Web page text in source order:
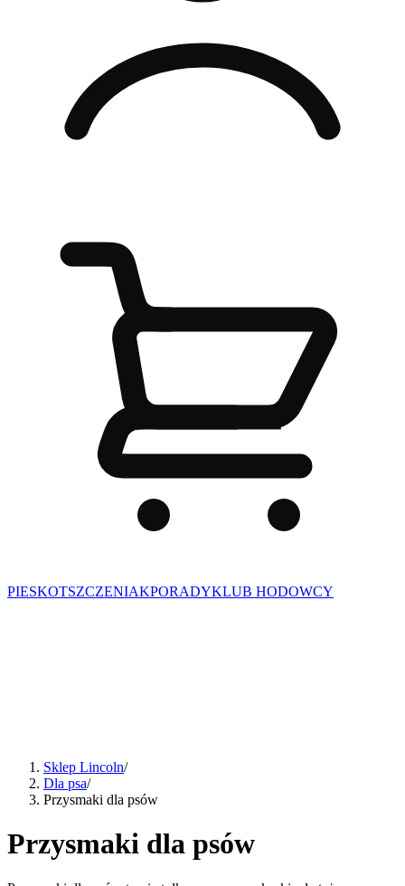
PIESKOTSZCZENIAKPORADYKLUB HODOWCY
Sklep Lincoln/
Dla psa/
Przysmaki dla psów
Przysmaki dla psów